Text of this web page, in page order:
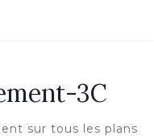
3C
sur tous les plans